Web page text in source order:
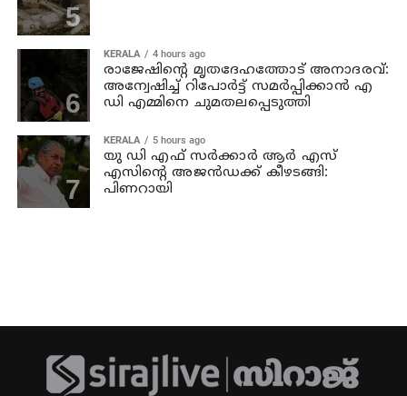
KERALA 4 hours ago
രാജേഷിന്റെ മൃതദേഹത്തോട് അനാദരവ്:
അന്വേഷിച്ച് റിപോര്‍ട്ട് സമര്‍പ്പിക്കാന്‍ എ
ഡി എമ്മിനെ ചുമതലപ്പെടുത്തി
KERALA 5 hours ago
യു ഡി എഫ് സര്‍ക്കാര്‍ ആര്‍ എസ്
എസിന്റെ അജന്‍ഡക്ക്‌ കീഴടങ്ങി:
പിണറായി